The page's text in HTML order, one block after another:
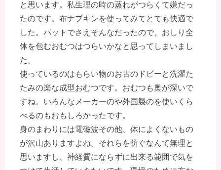
と思います。私生理の時の蒸れがつらくて嫌だっ
たのです。布ナプキンを使ってみてとても快適で
した。パットでさえそんなだったので、おしり全
体を包むおむつはつらいかなと思ってしまいまし
た。
使っているのはもらい物のお古のドビーと洗濯た
たみの楽な成型おむつです。おむつも奥が深いで
すね。いろんなメーカーのや外国製のを使いくら
べるのもおもしろかったです。
身のまわりには電磁波その他、体によくないもの
が沢山ありますよね。それらを防ぐなんて無理と
思いますし、神経質にならずに出来る範囲で気を